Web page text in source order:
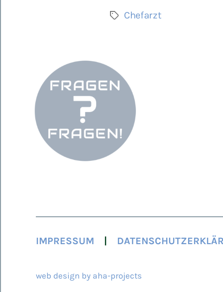
Schlagwörter
Chefarzt
IMPRESSUM
web design by aha-projects